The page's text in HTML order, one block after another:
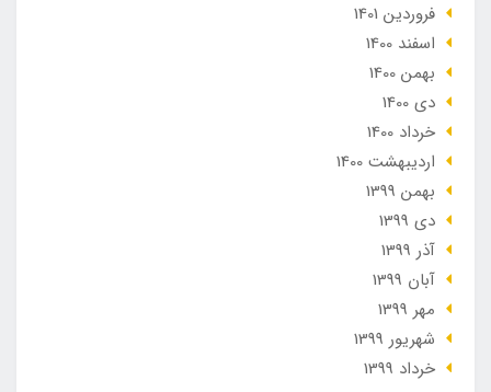
فروردین 1401
اسفند 1400
بهمن 1400
دی 1400
خرداد 1400
ارديبهشت 1400
بهمن 1399
دی 1399
آذر 1399
آبان 1399
مهر 1399
شهریور 1399
خرداد 1399